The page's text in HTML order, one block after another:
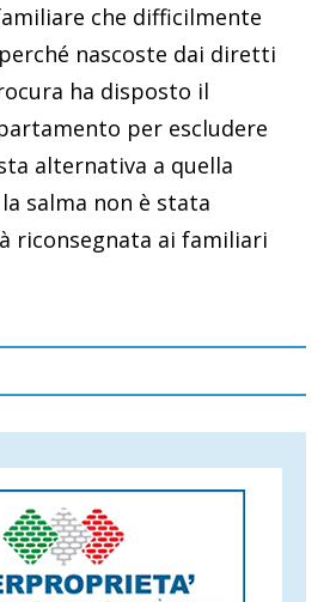
che difficilmente
nascoste dai diretti
ha disposto il
per escludere
alternativa a quella
salma non è stata
riconsegnata ai familiari